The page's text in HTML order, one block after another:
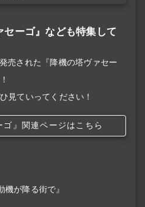
セーゴ』なども特集して
売された『降機の塔ヴァセー
見ていってください！
ゴ』関連ページはこちら
機が降る街で』